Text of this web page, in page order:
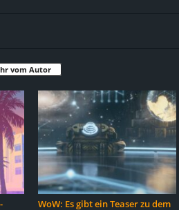
vom Autor
WoW: Es gibt ein Teaser zu dem